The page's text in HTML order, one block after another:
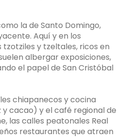
la de Santo Domingo,
Aquí y en los
y tzeltales, ricos en
albergar exposiciones,
el papel de San Cristóbal
chiapanecos y cocina
cacao) y el café regional de
las calles peatonales Real
restaurantes que atraen